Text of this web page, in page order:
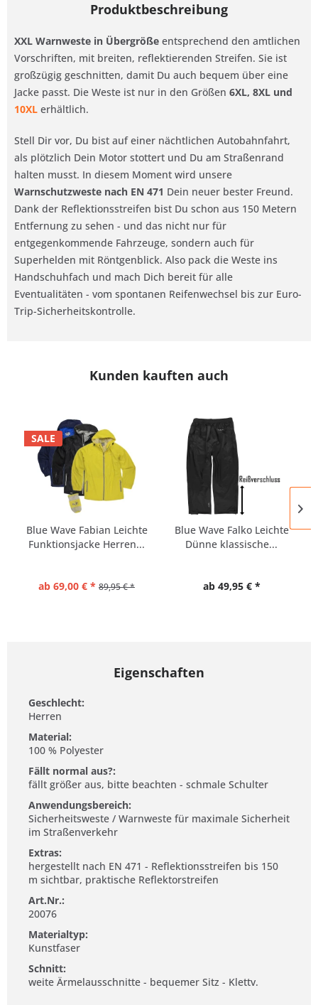
Produktbeschreibung
XXL Warnweste in Übergröße entsprechend den amtlichen
Vorschriften, mit breiten, reflektierenden Streifen. Sie ist
großzügig geschnitten, damit Du auch bequem über eine
Jacke passt. Die Weste ist nur in den Größen 6XL, 8XL und
10XL erhältlich.
Stell Dir vor, Du bist auf einer nächtlichen Autobahnfahrt,
als plötzlich Dein Motor stottert und Du am Straßenrand
halten musst. In diesem Moment wird unsere
Warnschutzweste nach EN 471 Dein neuer bester Freund.
Dank der Reflektionsstreifen bist Du schon aus 150 Metern
Entfernung zu sehen - und das nicht nur für
entgegenkommende Fahrzeuge, sondern auch für
Superhelden mit Röntgenblick. Also pack die Weste ins
Handschuhfach und mach Dich bereit für alle
Eventualitäten - vom spontanen Reifenwechsel bis zur Euro-
Trip-Sicherheitskontrolle.
Kunden kauften auch
SALE
Blue Wave Fabian Leichte
Funktionsjacke Herren...
ab 69,00 € * 89,95 € *
Blue Wave Falko Leichte
Dünne klassische...
ab 49,95 € *
Eigenschaften
Geschlecht:
Herren
Material:
100 % Polyester
Fällt normal aus?:
fällt größer aus, bitte beachten - schmale Schulter
Anwendungsbereich:
Sicherheitsweste / Warnweste für maximale Sicherheit
im Straßenverkehr
Extras:
hergestellt nach EN 471 - Reflektionsstreifen bis 150
m sichtbar, praktische Reflektorstreifen
Art.Nr.:
20076
Materialtyp:
Kunstfaser
Schnitt:
weite Ärmelausschnitte - bequemer Sitz - Klettv.